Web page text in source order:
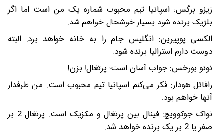
زیزو برگس: اسپانیا تیم محبوب شماره یک من است اما اگر
بلژیک برنده شود بسیار خوشحال خواهم شد.
الکسی پوپیرین: انگلیس جام را به خانه خواهد برد. البته
دوست دارم استرالیا برنده شود.
نونو بورخس: جواب آسان است؛ پرتغال! بزن!
رافائل هودار: فکر می‌کنم اسپانیا تیم محبوب است. من طرفدار
آنها خواهم بود.
نواک جوکوویچ: فینال بین پرتغال و مکزیک است. پرتغال 2 بر
صفر یا 2 بر یک برنده خواهد شد.